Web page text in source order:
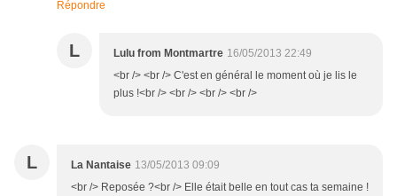
Répondre
L Lulu from Montmartre 16/05/2013 22:49
<br /> <br /> C'est en général le moment où je lis le
plus !<br /> <br /> <br /> <br />
L La Nantaise 13/05/2013 09:09
<br /> Reposée ?<br /> Elle était belle en tout cas ta semaine !